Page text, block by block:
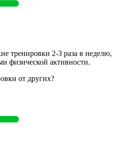
тренировки 2-3 раза в неделю,
физической активности.
от других?